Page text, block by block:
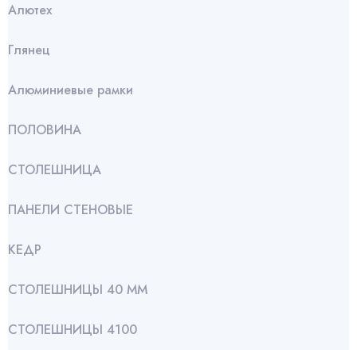
Алютех
Глянец
Алюминиевые рамки
ПОЛОВИНА
СТОЛЕШНИЦА
ПАНЕЛИ СТЕНОВЫЕ
КЕДР
СТОЛЕШНИЦЫ 40 ММ
СТОЛЕШНИЦЫ 4100